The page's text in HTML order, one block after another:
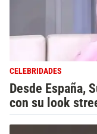
CELEBRIDADES
Desde España,
con su look